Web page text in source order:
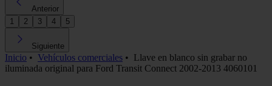
Anterior
1
2 3 4 5
Siguiente
Inicio • Vehículos comerciales • Llave en blanco sin grabar no
iluminada original para Ford Transit Connect 2002-2013 4060101